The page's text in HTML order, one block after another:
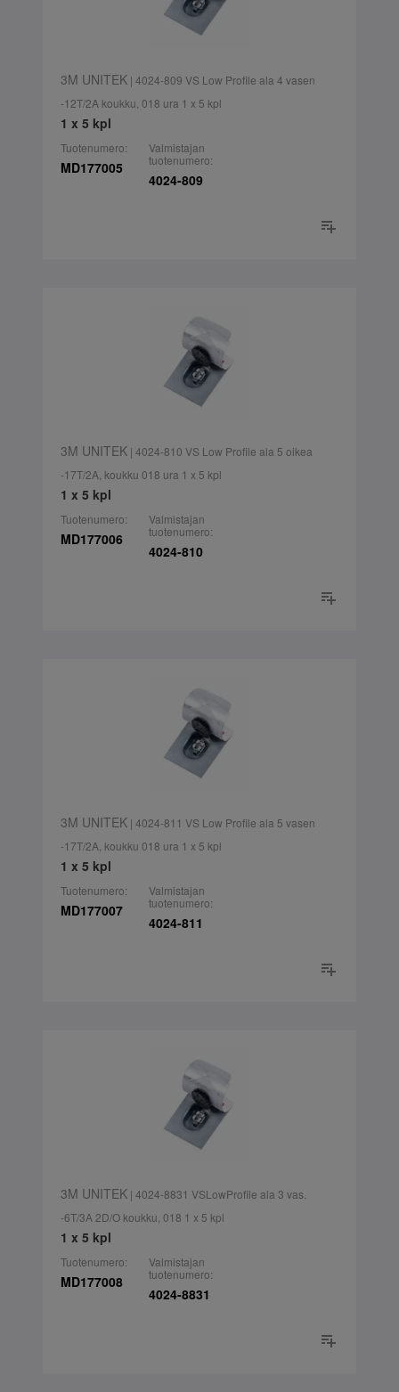
3M UNITEK| 4024-809 VS Low Profile ala 4 vasen
-12T/2A koukku, 018 ura 1 x 5 kpl
1 x 5 kpl
Tuotenumero:
MD177005
Valmistajan
tuotenumero:
4024-809
3M UNITEK| 4024-810 VS Low Profile ala 5 oikea
-17T/2A, koukku 018 ura 1 x 5 kpl
1 x 5 kpl
Tuotenumero:
MD177006
Valmistajan
tuotenumero:
4024-810
3M UNITEK| 4024-811 VS Low Profile ala 5 vasen
-17T/2A, koukku 018 ura 1 x 5 kpl
1 x 5 kpl
Tuotenumero:
MD177007
Valmistajan
tuotenumero:
4024-811
3M UNITEK| 4024-8831 VSLowProfile ala 3 vas.
-6T/3A 2D/O koukku, 018 1 x 5 kpl
1 x 5 kpl
Tuotenumero:
MD177008
Valmistajan
tuotenumero:
4024-8831